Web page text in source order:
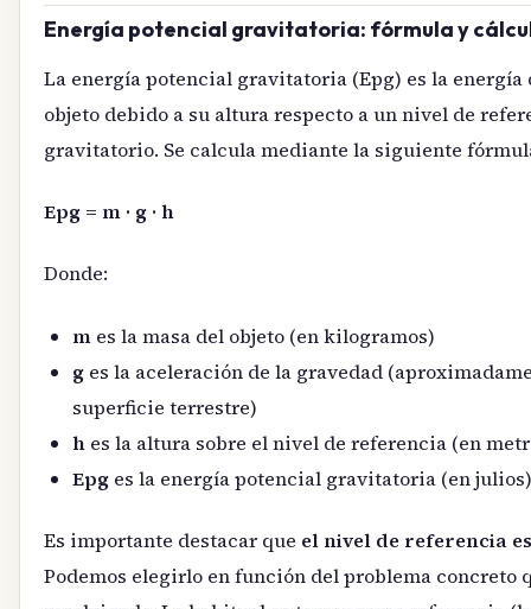
Energía potencial gravitatoria: fórmula y
La energía potencial gravitatoria (Epg) es la energía
objeto debido a su altura respecto a un nivel de
gravitatorio. Se calcula mediante la siguiente
Epg = m · g · h
Donde:
m es la masa del objeto (en kilogramos)
g es la aceleración de la gravedad
superficie terrestre)
h es la altura sobre el nivel de referencia (en
Epg es la energía potencial gravitatoria (en julios)
Es importante destacar que el nivel de referencia
Podemos elegirlo en función del problema concreto